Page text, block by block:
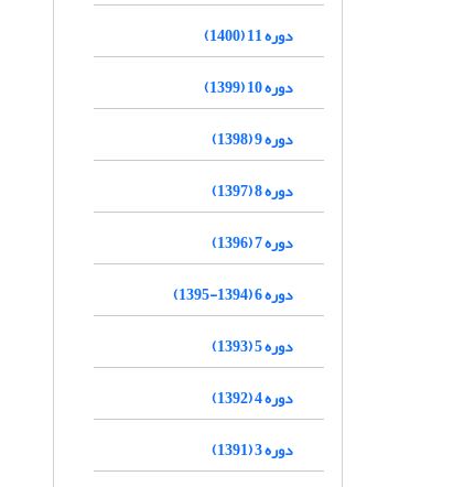
دوره 11 (1400)
دوره 10 (1399)
دوره 9 (1398)
دوره 8 (1397)
دوره 7 (1396)
دوره 6 (1394-1395)
دوره 5 (1393)
دوره 4 (1392)
دوره 3 (1391)